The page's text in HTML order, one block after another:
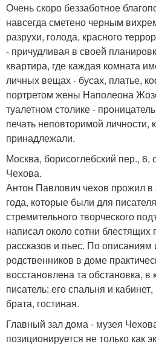
Очень скоро беззаботное
навсегда сметено черным
разрухи, голода, красного
- причудливая в своей
квартира, где каждая комната
личных вещах - бусах, платье,
портретом жены Наполеона
туалетном столике -
печать неповторимой личности,
принадлежали.
Москва, борисоглебский пер., 6,
Чехова.
Антон Павлович чехов прожил
года, которые были для
стремительного творческого
написал около сотни блестящих
рассказов и пьес. По описаниям
родственников в доме
восстановлена та обстановка,
писатель: его спальня и
брата, гостиная.
Главный зал дома - музея
позиционируется не только как